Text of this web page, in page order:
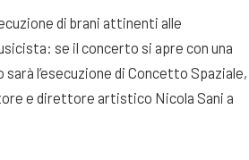
di brani attinenti alle
se il concerto si apre con una
l’esecuzione di Concetto Spaziale,
e direttore artistico Nicola Sani a